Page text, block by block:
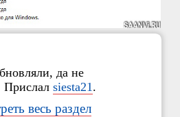
да не
Прислалsiesta21 .
весь раздел